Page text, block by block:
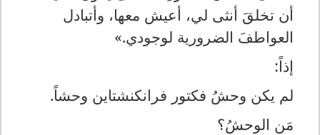
أن تخلقَ أنثى لي، أعيش معها، وأتبادل
العواطفَ الضرورية لوجودي.»
إذاً:
لم يكن وحشُ فكتور فرانكنشتاين وحشاً.
مَن الوحشُ؟